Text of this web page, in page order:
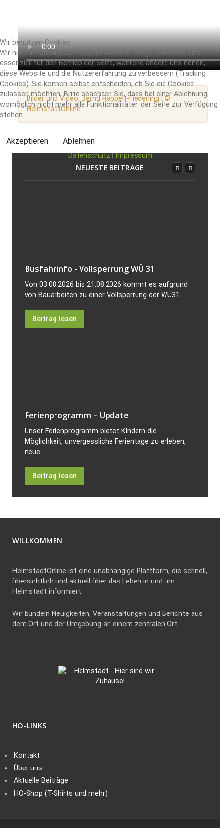
Bilder und Video: Bernd Rappelt-Fiederling | ©
HelmstadtOnline
NEUESTE BEITRÄGE
Busfahrinfo - Vollsperrung WÜ 31
Von 03.08.2026 bis 21.08.2026 kommt es aufgrund
von Bauarbeiten zu einer Vollsperrung der WÜ31...
Beitrag lesen
Ferienprogramm – Update
Unser Ferienprogramm bietet Kindern die
Möglichkeit, unvergessliche Ferientage zu erleben,
neue...
Beitrag lesen
WILLKOMMEN
HelmstadtOnline ist eine unabhängige Plattform, die schnell,
übersichtlich und aktuell über das Leben in und um
Helmstadt informiert.
Wir bündeln Neuigkeiten, Veranstaltungen und Berichte aus
dem Ort und der Umgebung an einem zentralen Ort.
HO-LINKS
Kontakt
Über uns
Aktuelle Beiträge
HO-Shop (T-Shirts und mehr)
Wir benutzen Cookies
Wir nutzen Cookies auf unserer Website. Einige von ihnen sind
essenziell für den Betrieb der Seite, während andere uns helfen,
diese Website und die Nutzererfahrung zu verbessern (Tracking
Cookies). Sie können selbst entscheiden, ob Sie die Cookies
zulassen möchten. Bitte beachten Sie, dass bei einer Ablehnung
womöglich nicht mehr alle Funktionalitäten der Seite zur Verfügung
stehen.
Akzeptieren Ablehnen
Datenschutz Impressum